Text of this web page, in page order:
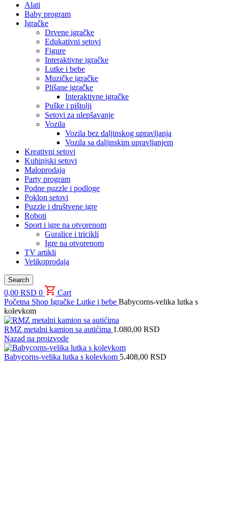
Alati
Baby program
Igračke
Drvene igračke
Edukativni setovi
Figure
Interaktivne igračke
Lutke i bebe
Muzičke igračke
Plišane igračke
Interaktivne igračke
Puške i pištolji
Setovi za ulepšavanje
Vozila
Vozila bez daljinskog upravljanja
Vozila sa daljinskim upravljanjem
Kreativni setovi
Kuhinjski setovi
Maloprodaja
Party program
Podne puzzle i podloge
Poklon setovi
Puzzle i društvene igre
Roboti
Sport i igre na otvorenom
Guralice i tricikli
Igre na otvorenom
TV artikli
Velikoprodaja
Search
0,00 RSD 0
Cart
Početna Shop Igračke Lutke i bebe Babycorns-velika lutka s
kolevkom
RMZ metalni kamion sa autićima 1.080,00 RSD
Nazad na proizvode
Babycorns-velika lutka s kolevkom 5.408,00 RSD